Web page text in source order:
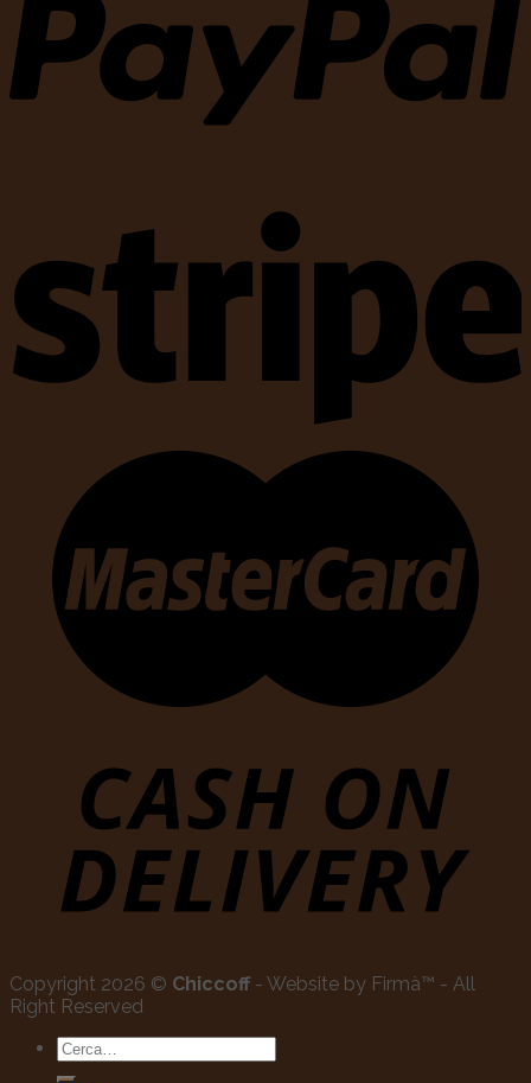
Copyright 2026 © Chiccoff - Website by Firmà™ - All
Right Reserved
Cerca: